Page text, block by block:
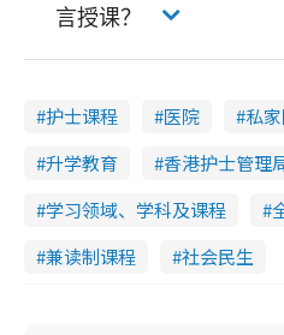
言授课？
护士课程 医院 私
升学教育
香港护士管理
学习领域、学科及课程
兼读制课程
社会民生